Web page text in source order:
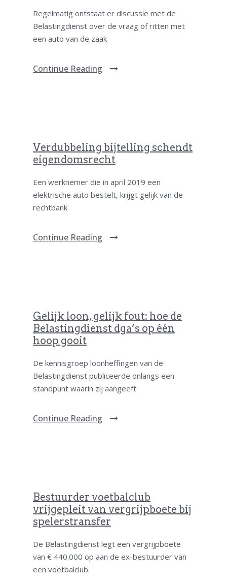
Regelmatig ontstaat er discussie met de
Belastingdienst over de vraag of ritten met
een auto van de zaak
Continue Reading
Verdubbeling bijtelling schendt
eigendomsrecht
Een werknemer die in april 2019 een
elektrische auto bestelt, krijgt gelijk van de
rechtbank
Continue Reading
Gelijk loon, gelijk fout: hoe de
Belastingdienst dga’s op één
hoop gooit
De kennisgroep loonheffingen van de
Belastingdienst publiceerde onlangs een
standpunt waarin zij aangeeft
Continue Reading
Bestuurder voetbalclub
vrijgepleit van vergrijpboete bij
spelerstransfer
De Belastingdienst legt een vergrijpboete
van € 440.000 op aan de ex-bestuurder van
een voetbalclub.